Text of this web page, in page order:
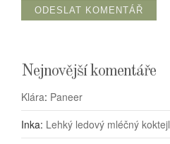
Nejnovější komentáře
Klára: Paneer
Inka: Lehký ledový mléčný koktejl